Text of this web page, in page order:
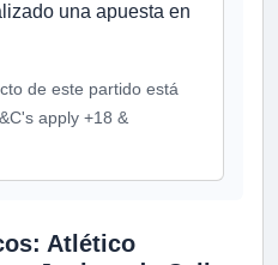
una apuesta en
de este partido está
apply +18 &
Atlético